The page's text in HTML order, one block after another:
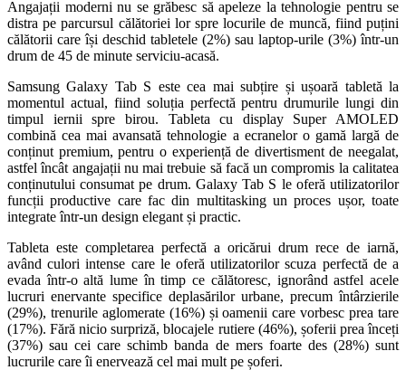
Angajații moderni nu se grăbesc să apeleze la tehnologie pentru se
distra pe parcursul călătoriei lor spre locurile de muncă, fiind puțini
călătorii care își deschid tabletele (2%) sau laptop-urile (3%) într-un
drum de 45 de minute serviciu-acasă.
Samsung Galaxy Tab S este cea mai subțire și ușoară tabletă la
momentul actual, fiind soluția perfectă pentru drumurile lungi din
timpul iernii spre birou. Tableta cu display Super AMOLED
combină cea mai avansată tehnologie a ecranelor o gamă largă de
conținut premium, pentru o experiență de divertisment de neegalat,
astfel încât angajații nu mai trebuie să facă un compromis la calitatea
conținutului consumat pe drum. Galaxy Tab S le oferă utilizatorilor
funcții productive care fac din multitasking un proces ușor, toate
integrate într-un design elegant și practic.
Tableta este completarea perfectă a oricărui drum rece de iarnă,
având culori intense care le oferă utilizatorilor scuza perfectă de a
evada într-o altă lume în timp ce călătoresc, ignorând astfel acele
lucruri enervante specifice deplasărilor urbane, precum întârzierile
(29%), trenurile aglomerate (16%) și oamenii care vorbesc prea tare
(17%). Fără nicio surpriză, blocajele rutiere (46%), șoferii prea înceți
(37%) sau cei care schimb banda de mers foarte des (28%) sunt
lucrurile care îi enervează cel mai mult pe șoferi.